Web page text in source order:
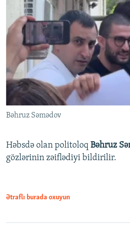
Bəhruz Səmədov
Həbsdə olan politoloq Bəhruz
gözlərinin zəiflədiyi bildirilir.
Ətraflı burada oxuyun